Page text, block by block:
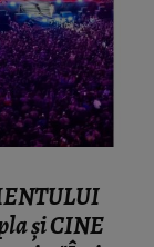
și CINE